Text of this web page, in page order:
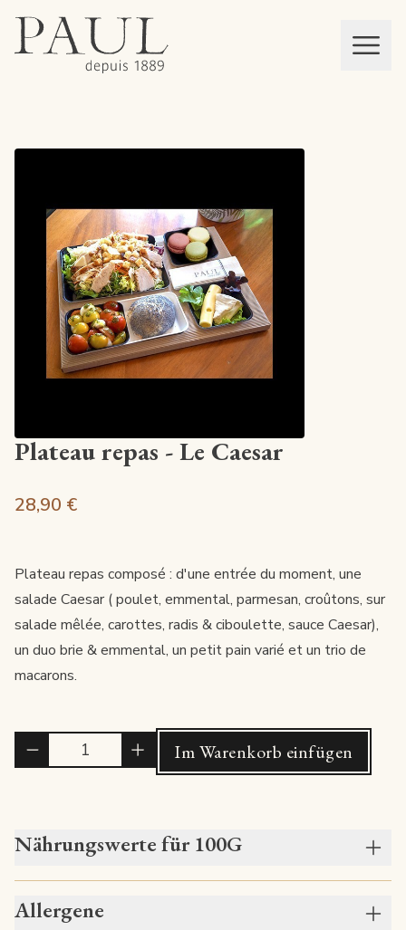
Mon panier
Plateau repas - Le Caesar
28,90 €
Plateau repas composé : d'une entrée du moment, une
salade Caesar ( poulet, emmental, parmesan, croûtons, sur
salade mêlée, carottes, radis & ciboulette, sauce Caesar),
un duo brie & emmental, un petit pain varié et un trio de
macarons.
Im Warenkorb einfügen
Nährungswerte für 100G
Allergene